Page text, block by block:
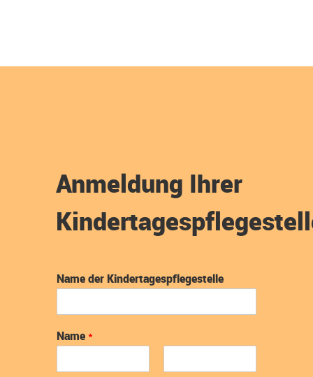
Anmeldung Ihrer
Name der Kindertagespflegestelle
Name*